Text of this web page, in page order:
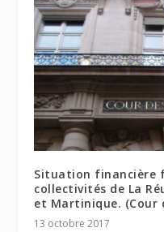
Situation financière
collectivités de La
et Martinique. (Cour
13 octobre 2017